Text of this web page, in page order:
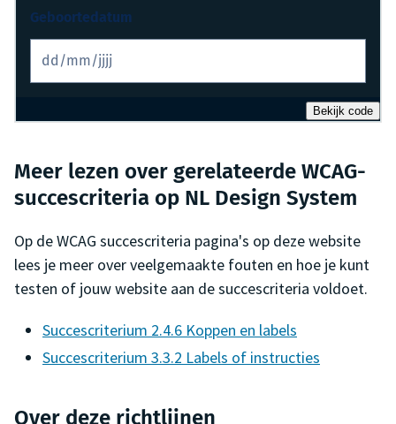
Geboortedatum
Bekijk code
Meer lezen over gerelateerde WCAG-
succescriteria op NL Design System
Op de WCAG succescriteria pagina's op deze website
lees je meer over veelgemaakte fouten en hoe je kunt
testen of jouw website aan de succescriteria voldoet.
Succescriterium 2.4.6 Koppen en labels
Succescriterium 3.3.2 Labels of instructies
Over deze richtlijnen